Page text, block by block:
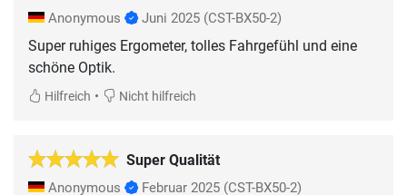
Anonymous Juni 2025 (CST-BX50-2)
Super ruhiges Ergometer, tolles Fahrgefühl und eine
schöne Optik.
Hilfreich • Nicht hilfreich
Super Qualität
Anonymous Februar 2025 (CST-BX50-2)